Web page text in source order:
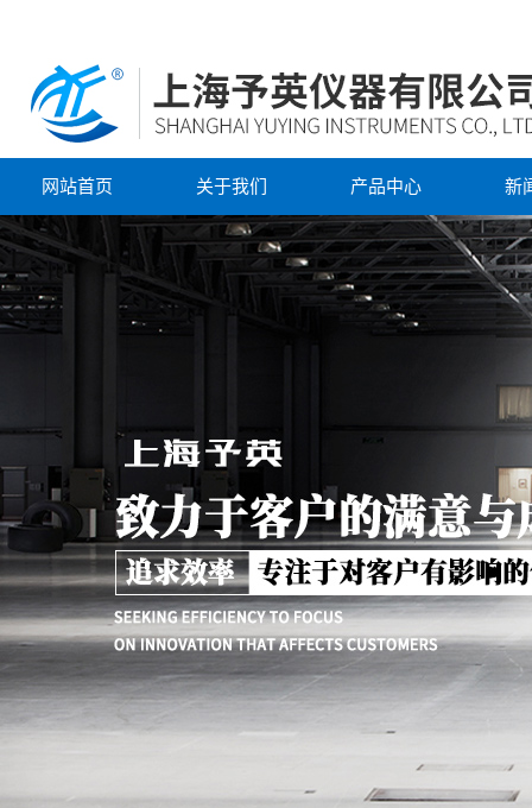
网站首页 关于我们 产品中心 新